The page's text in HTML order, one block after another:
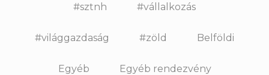
#sztnh #vállalkozás
#világgazdaság #zöld Belföldi
Egyéb Egyéb rendezvény